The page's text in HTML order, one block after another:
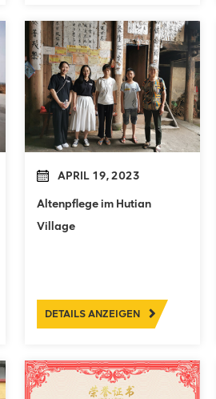
APRIL 19, 2023
Altenpflege im Hutian
Village
DETAILS ANZEIGEN